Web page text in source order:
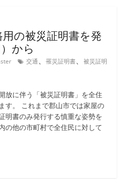
の被災証明書を発
から
交通、罹災証明書、被災証明
放に伴う「被災証明書」を全住
す。 これまで郡山市では家屋の
明書のみ発行する慎重な姿勢を
の他の市町村で全住民に対して